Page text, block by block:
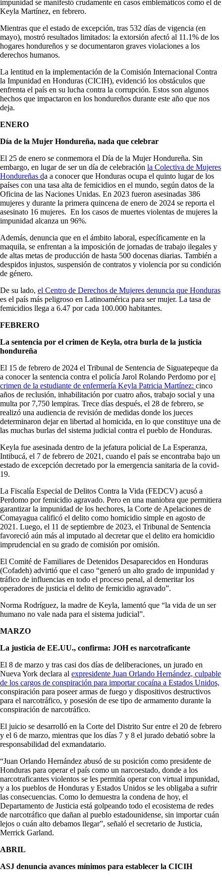
impunidad se manifestó crudamente en casos emblemáticos como el de
Keyla Martínez, en febrero.
Mientras que el estado de excepción, tras 532 días de vigencia (en
mayo), mostró resultados limitados: la extorsión afectó al 11.1% de los
hogares hondureños y se documentaron graves violaciones a los
derechos humanos.
La lentitud en la implementación de la Comisión Internacional Contra
la Impunidad en Honduras (CICIH), evidenció los obstáculos que
enfrenta el país en su lucha contra la corrupción. Estos son algunos
hechos que impactaron en los hondureños durante este año que nos
deja.
ENERO
Día de la Mujer Hondureña, nada que celebrar
El 25 de enero se conmemora el Día de la Mujer Hondureña. Sin
embargo, en lugar de ser un día de celebración la Colectiva de Mujeres
Hondureñas da a conocer que Honduras ocupa el quinto lugar de los
países con una tasa alta de femicidios en el mundo, según datos de la
Oficina de las Naciones Unidas. En 2023 fueron asesinadas 386
mujeres y durante la primera quincena de enero de 2024 se reporta el
asesinato 16 mujeres. En los casos de muertes violentas de mujeres la
impunidad alcanza un 96%.
Además, denuncia que en el ámbito laboral, específicamente en la
maquila, se enfrentan a la imposición de jornadas de trabajo ilegales y
de altas metas de producción de hasta 500 docenas diarias. También a
despidos injustos, suspensión de contratos y violencia por su condición
de género.
De su lado, el Centro de Derechos de Mujeres denuncia que Honduras
es el país más peligroso en Latinoamérica para ser mujer. La tasa de
femicidios llega a 6.47 por cada 100.000 habitantes.
FEBRERO
La sentencia por el crimen de Keyla, otra burla de la justicia
hondureña
El 15 de febrero de 2024 el Tribunal de Sentencia de Siguatepeque da
a conocer la sentencia contra el policía Jarol Rolando Perdomo por el
crimen de la estudiante de enfermería Keyla Patricia Martínez: cinco
años de reclusión, inhabilitación por cuatro años, trabajo social y una
multa por 7,750 lempiras. Trece días después, el 28 de febrero, se
realizó una audiencia de revisión de medidas donde los jueces
determinaron dejar en libertad al homicida, en lo que constituye una de
las muchas burlas del sistema judicial contra el pueblo de Honduras.
Keyla fue asesinada dentro de la jefatura policial de La Esperanza,
Intibucá, el 7 de febrero de 2021, cuando el país se encontraba bajo un
estado de excepción decretado por la emergencia sanitaria de la covid-
19.
La Fiscalía Especial de Delitos Contra la Vida (FEDCV) acusó a
Perdomo por femicidio agravado. Pero en una maniobra que permitiera
garantizar la impunidad de los hechores, la Corte de Apelaciones de
Comayagua calificó el delito como homicidio simple en agosto de
2021. Luego, el 11 de septiembre de 2023, el Tribunal de Sentencia
favoreció aún más al imputado al decretar que el delito era homicidio
imprudencial en su grado de comisión por omisión.
El Comité de Familiares de Detenidos Desaparecidos en Honduras
(Cofadeh) advirtió que el caso “generó un alto grado de impunidad y
tráfico de influencias en todo el proceso penal, al demeritar los
operadores de justicia el delito de femicidio agravado”.
Norma Rodríguez, la madre de Keyla, lamentó que “la vida de un ser
humano no vale nada para el sistema judicial”.
MARZO
La justicia de EE.UU., confirma: JOH es narcotraficante
El 8 de marzo y tras casi dos días de deliberaciones, un jurado en
Nueva York declara al expresidente Juan Orlando Hernández, culpable
de los cargos de conspiración para importar cocaína a Estados Unidos,
conspiración para poseer armas de fuego y dispositivos destructivos
para el narcotráfico, y posesión de ese tipo de armamento durante la
conspiración de narcotráfico.
El juicio se desarrolló en la Corte del Distrito Sur entre el 20 de febrero
y el 6 de marzo, mientras que los días 7 y 8 el jurado debatió sobre la
responsabilidad del exmandatario.
“Juan Orlando Hernández abusó de su posición como presidente de
Honduras para operar el país como un narcoestado, donde a los
narcotraficantes violentos se les permitía operar con virtual impunidad,
y a los pueblos de Honduras y Estados Unidos se les obligaba a sufrir
las consecuencias. Como lo demuestra la condena de hoy, el
Departamento de Justicia está golpeando todo el ecosistema de redes
de narcotráfico que dañan al pueblo estadounidense, sin importar cuán
lejos o cuán alto debamos llegar”, señaló el secretario de Justicia,
Merrick Garland.
ABRIL
ASJ denuncia avances mínimos para establecer la CICIH